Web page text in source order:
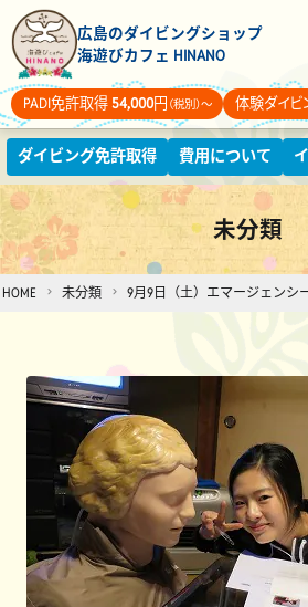
広島のダイビングショップ
海遊びカフェ HINANO
PADI免許取得54,000円 （税別）～ 体験ダイビ
ダイビング免許取得 費用について
未分類
HOME 未分類 9月9日（土）エマージェンシ